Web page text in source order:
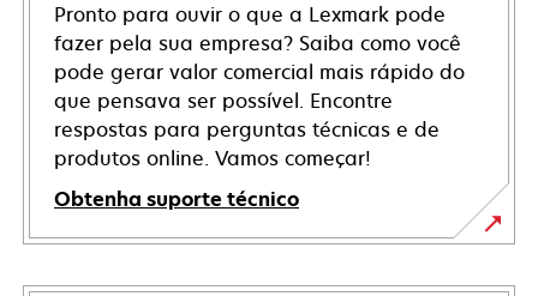
Pronto para ouvir o que a Lexmark pode
fazer pela sua empresa? Saiba como você
pode gerar valor comercial mais rápido do
que pensava ser possível. Encontre
respostas para perguntas técnicas e de
produtos online. Vamos começar!
Obtenha suporte técnico
abre
em